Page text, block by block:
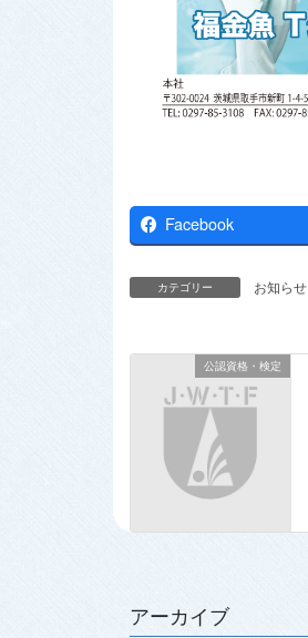
Facebook
カテゴリー お知らせ
公認資格・検定
アーカイブ